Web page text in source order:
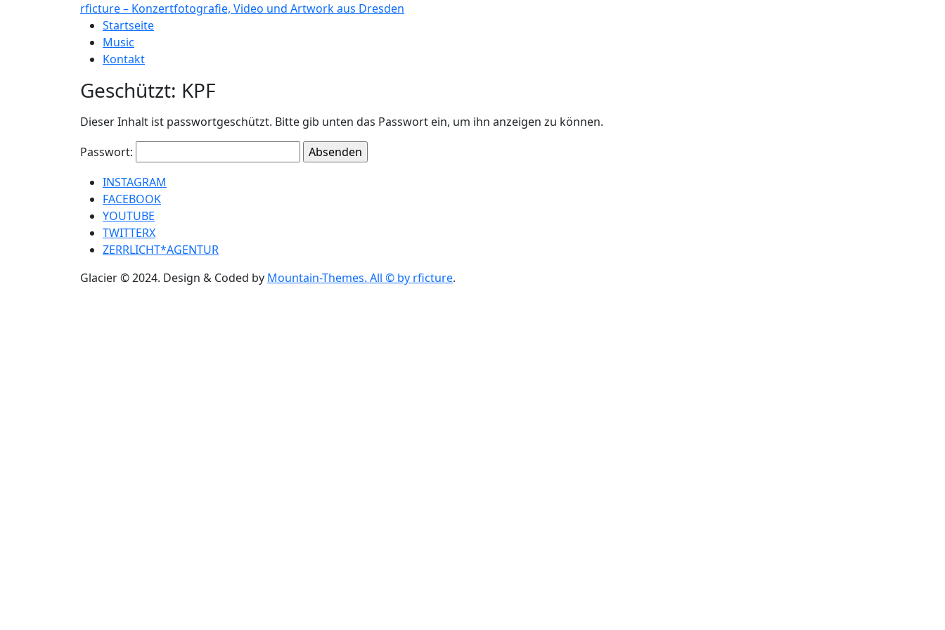
rficture – Konzertfotografie, Video und Artwork aus Dresden
Startseite
Music
Kontakt
Geschützt: KPF
Dieser Inhalt ist passwortgeschützt. Bitte gib unten das Passwort ein, um ihn anzeigen zu können.
Passwort:
INSTAGRAM
FACEBOOK
YOUTUBE
TWITTERX
ZERRLICHT*AGENTUR
Glacier © 2024. Design & Coded by Mountain-Themes. All © by rficture.